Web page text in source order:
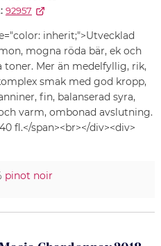
92957
inherit;">Utvecklad
mogna röda bär, ek och
toner. Mer än medelfyllig, rik,
smak med god kropp,
fin, balanserad syra,
varm, ombonad avslutning.
fl.</span><br></div><div>
pinot noir